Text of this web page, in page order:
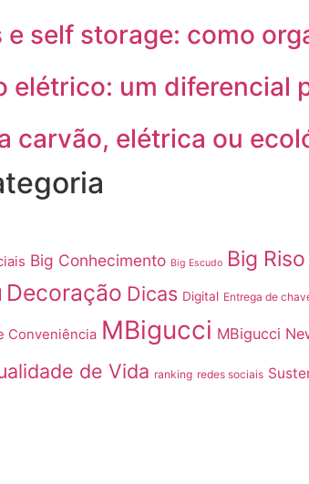
self storage: como
elétrico: um diferencial
carvão, elétrica ou
Big Conhecimento Big Escudo Big Riso
Decoração Dicas Digital Entrega de
Conveniência MBigucci MBigucci
de Vida ranking redes sociais